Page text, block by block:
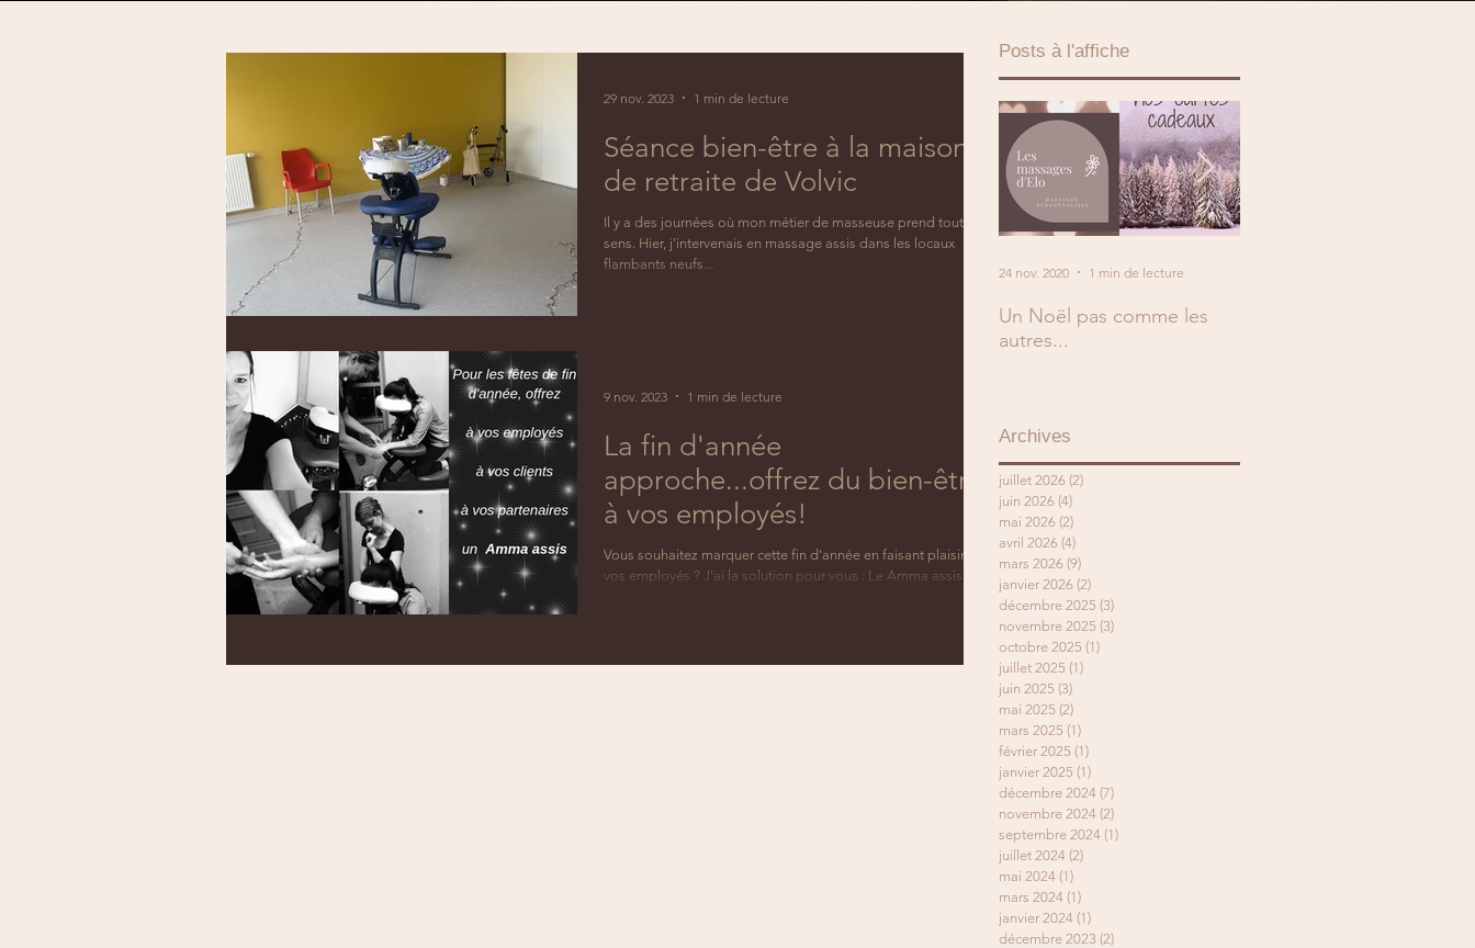
Séance bien-être à la maison
de retraite de Volvic
Il y a des journées où mon métier de masseuse prend tout son
sens. Hier, j'intervenais en massage assis dans les locaux
flambants neufs...
29 nov. 2023 1 min de lecture
La fin d'année
approche...offrez du bien-être
à vos employés!
Vous souhaitez marquer cette fin d'année en faisant plaisir à
vos employés ? J'ai la solution pour vous : Le Amma assis est
9 nov. 2023 1 min de lecture
Posts à l'affiche
Un Noël pas comme les
autres...
24 nov. 2020 1 min de lecture
Archives
juillet 2026 (2)
juin 2026 (4)
mai 2026 (2)
avril 2026 (4)
mars 2026 (9)
janvier 2026 (2)
décembre 2025 (3)
novembre 2025 (3)
octobre 2025 (1)
juillet 2025 (1)
juin 2025 (3)
mai 2025 (2)
mars 2025 (1)
février 2025 (1)
janvier 2025 (1)
décembre 2024 (7)
novembre 2024 (2)
septembre 2024 (1)
juillet 2024 (2)
mai 2024 (1)
mars 2024 (1)
janvier 2024 (1)
décembre 2023 (2)